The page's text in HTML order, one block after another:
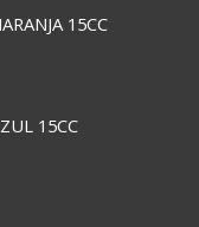
15CC
15CC